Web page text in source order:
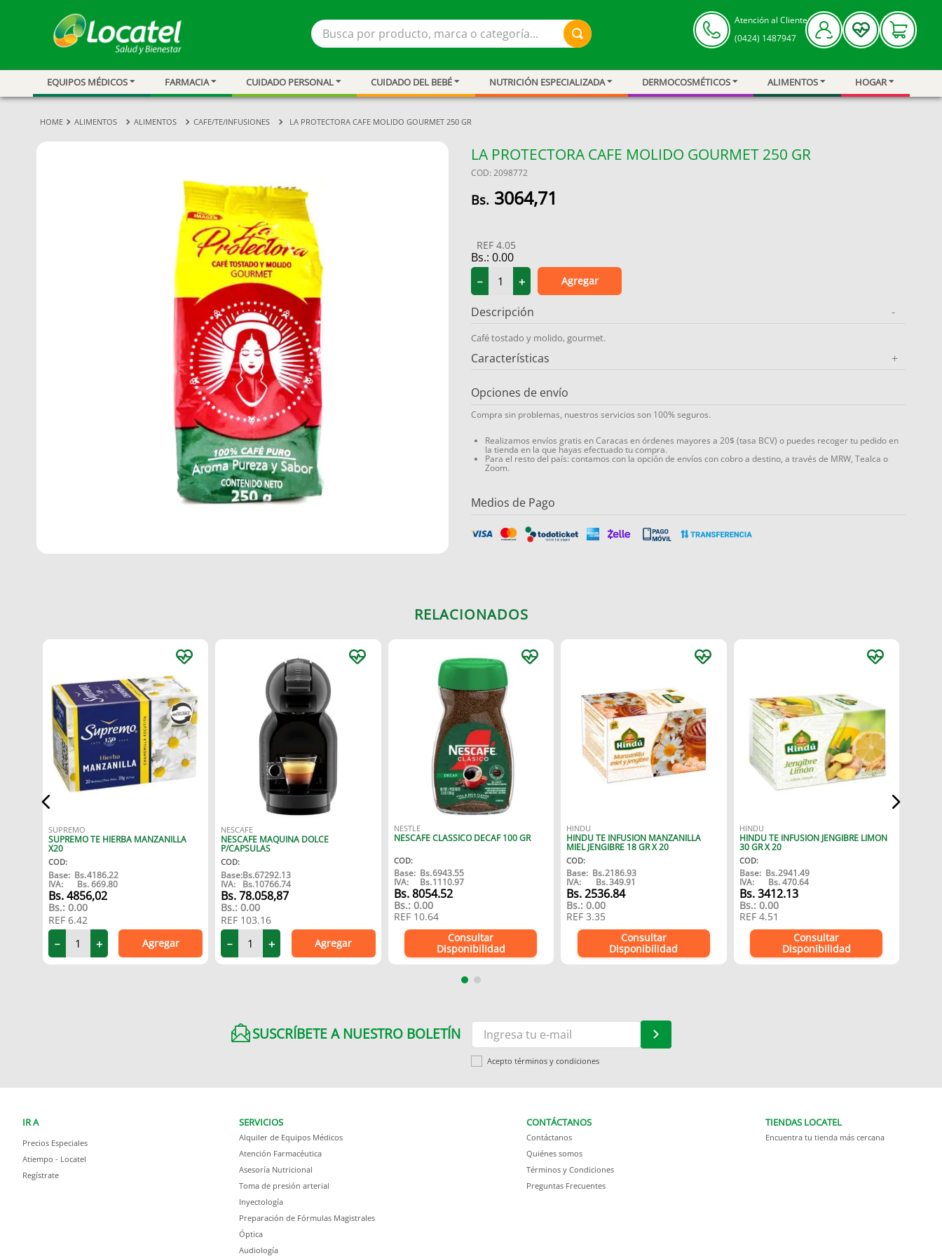
Busca por producto, marca o categoría...
Atención al Cliente
(0424) 1487947
EQUIPOS MÉDICOS FARMACIA CUIDADO PERSONAL CUIDADO DEL BEBÉ NUTRICIÓN ESPECIALIZADA DERMOCOSMÉTICOS ALIMENTOS HOGAR
ALIMENTOS ALIMENTOS CAFE/TE/INFUSIONES LA PROTECTORA CAFE MOLIDO GOURMET 250 GR
LA PROTECTORA CAFE MOLIDO GOURMET 250 GR
COD: 2098772
3064,71
REF 4.05
Bs.: 0.00
＋
－ Agregar
Descripción -
Café tostado y molido, gourmet.
Características +
Opciones de envío
Compra sin problemas, nuestros servicios son 100% seguros.
Realizamos envíos gratis en Caracas en órdenes mayores a 20$ (tasa BCV) o puedes recoger tu pedido en
la tienda en la que hayas efectuado tu compra.
Para el resto del país: contamos con la opción de envíos con cobro a destino, a través de MRW, Tealca o
Zoom.
Medios de Pago
RELACIONADOS
SUPREMO
SUPREMO TE HIERBA MANZANILLA
X20
COD:
Base: Bs.4186.22
IVA: Bs.669.80
4856,02
Bs.: 0.00
REF 6.42
＋
－ Agregar
NESCAFE
NESCAFE MAQUINA DOLCE
P/CAPSULAS
COD:
Base:Bs.67292.13
IVA: Bs.10766.74
78.058,87
Bs.: 0.00
REF 103.16
＋
－ Agregar
NESTLE
NESCAFE CLASSICO DECAF 100 GR
COD:
Base: Bs.6943.55
IVA: Bs.1110.97
Bs.8054.52
Bs.: 0.00
REF 10.64
Consultar
Disponibilidad
HINDU
HINDU TE INFUSION MANZANILLA
MIEL JENGIBRE 18 GR X 20
COD:
Base: Bs.2186.93
IVA: Bs.349.91
Bs.2536.84
Bs.: 0.00
REF3.35
Consultar
Disponibilidad
HINDU
HINDU TE INFUSION JENGIBRE LIMON
30 GR X 20
COD:
Base: Bs.2941.49
IVA: Bs.470.64
Bs.3412.13
Bs.: 0.00
REF 4.51
Consultar
Disponibilidad
SUSCRÍBETE A NUESTRO BOLETÍN
Acepto términos y condiciones
IR A
Precios Especiales
Atiempo - Locatel
Regístrate
SERVICIOS
Alquiler de Equipos Médicos
Atención Farmacéutica
Asesoría Nutricional
Toma de presión arterial
Inyectología
Preparación de Fórmulas Magistrales
Óptica
Audiología
CONTÁCTANOS
Contáctanos
Quiénes somos
Términos y Condiciones
Preguntas Frecuentes
TIENDAS LOCATEL
Encuentra tu tienda más cercana
3.
tensiometro
5.
vitamina
6.
linezolid
7.
champu
8.
protector solar
9.
miovit
10. medias compresión